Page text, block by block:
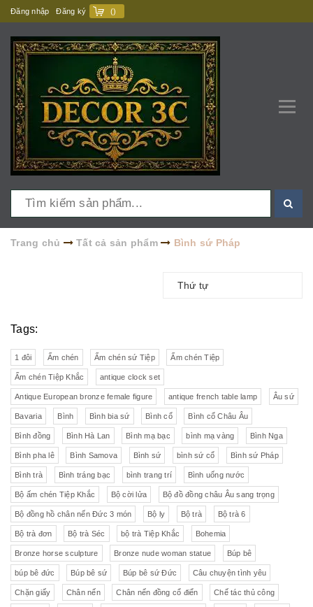
Đăng nhập Đăng ký ()
Trang chủ Tất cả sản phẩm Bình sứ Pháp
Thứ tự
Tags:
1 đôi Ấm chén Ấm chén sứ Tiệp Ấm chén Tiệp
Ấm chén Tiệp Khắc antique clock set
Antique European bronze female figure antique french table lamp Âu sứ
Bavaria Bình Bình bia sứ Bình cổ Bình cổ Châu Âu
Bình đồng Bình Hà Lan Bình mạ bạc bình mạ vàng Bình Nga
Bình pha lê Bình Samova Bình sứ bình sứ cổ Bình sứ Pháp
Bình trà Bình tráng bạc bình trang trí Bình uống nước
Bộ ấm chén Tiệp Khắc Bộ cời lửa Bộ đồ đồng châu Âu sang trọng
Bộ đồng hồ chân nến Đức 3 món Bộ ly Bộ trà Bộ trà 6
Bộ trà đơn Bộ trà Séc bộ trà Tiệp Khắc Bohemia
Bronze horse sculpture Bronze nude woman statue Búp bê
búp bê đức Búp bê sứ Búp bê sứ Đức Câu chuyện tình yêu
Chặn giấy Chân nến Chân nến đồng cổ điển Chế tác thủ công